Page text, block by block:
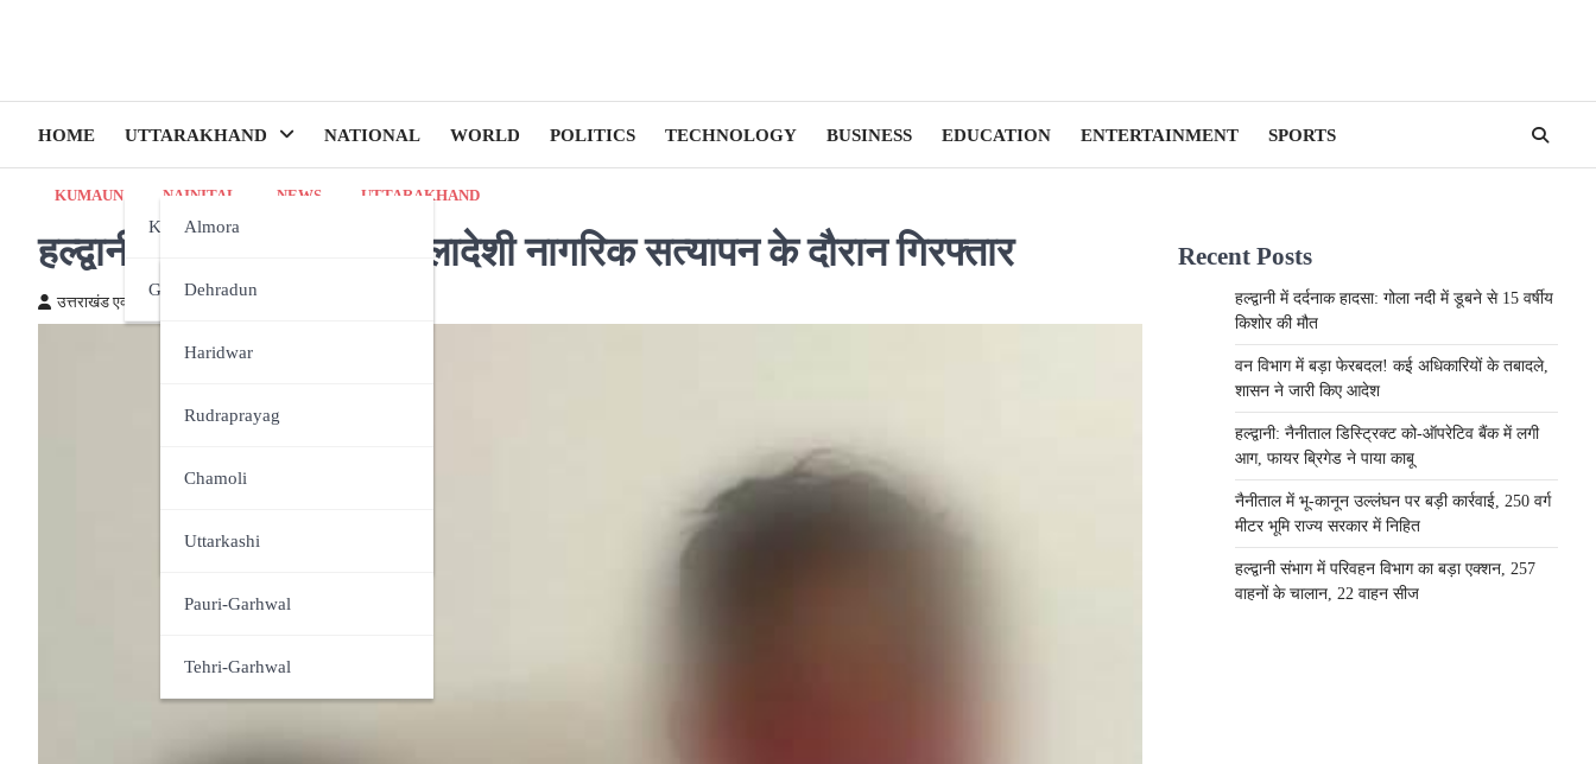
HOME UTTARAKHAND
KumaunAlmora
Bageshwar
Champawat
Nainital
Pithoragarh
Udham Singh Nagar
GarhwalDehradun
Haridwar
Rudraprayag
Chamoli
Uttarkashi
Pauri-Garhwal
Tehri-Garhwal
NATIONAL WORLD POLITICS TECHNOLOGY BUSINESS EDUCATION ENTERTAINMENT SPORTS
KUMAUN NAINITAL NEWS UTTARAKHAND
हल्द्वानी: महिला सहित दो बांग्लादेशी नागरिक सत्यापन के दौरान गिरफ्तार
उत्तराखंड एक्स्प्रेस न्यूज़
Recent Posts
हल्द्वानी में दर्दनाक हादसा: गोला नदी में डूबने से 15 वर्षीय
किशोर की मौत
वन विभाग में बड़ा फेरबदल! कई अधिकारियों के तबादले,
शासन ने जारी किए आदेश
हल्द्वानी: नैनीताल डिस्ट्रिक्ट को-ऑपरेटिव बैंक में लगी
आग, फायर ब्रिगेड ने पाया काबू
नैनीताल में भू-कानून उल्लंघन पर बड़ी कार्रवाई, 250 वर्ग
मीटर भूमि राज्य सरकार में निहित
हल्द्वानी संभाग में परिवहन विभाग का बड़ा एक्शन, 257
वाहनों के चालान, 22 वाहन सीज